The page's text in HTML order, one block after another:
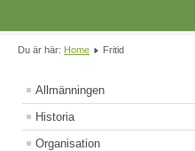
Du är här: Home Fritid
Allmänningen
Historia
Organisation